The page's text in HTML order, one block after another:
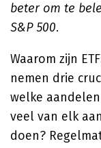
beter om te
S&P 500.
Waarom zijn
nemen drie
welke
veel van elk
doen?